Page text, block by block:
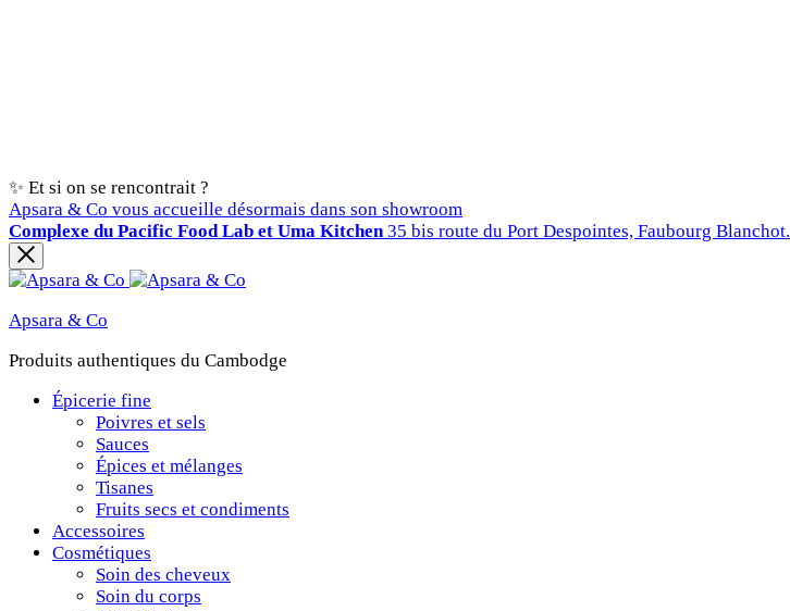
✨ Et si on se rencontrait ?
Apsara & Co vous accueille désormais dans son showroom
Complexe du Pacific Food Lab et Uma Kitchen35 bis route du Port Despointes, Faubourg Blanchot.
Apsara & Co
Produits authentiques du Cambodge
Épicerie fine
Poivres et sels
Sauces
Épices et mélanges
Tisanes
Fruits secs et condiments
Accessoires
Cosmétiques
Soin des cheveux
Soin du corps